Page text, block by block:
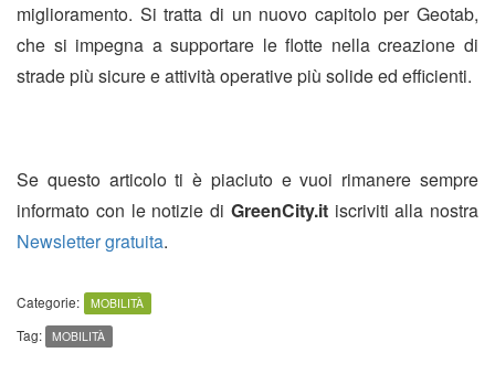
miglioramento. Si tratta di un nuovo capitolo per Geotab,
che si impegna a supportare le flotte nella creazione di
strade più sicure e attività operative più solide ed efficienti.
Se questo articolo ti è piaciuto e vuoi rimanere sempre
informato con le notizie di GreenCity.itiscriviti alla nostra
Newsletter gratuita.
Categorie: MOBILITÀ
Tag: MOBILITÀ